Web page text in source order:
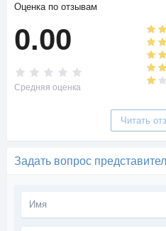
Оценка по отзывам
0.00
Средняя оценка
Читать
Задать вопрос